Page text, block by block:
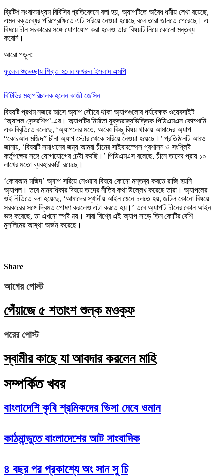
ব্রিটিশ সংবাদমাধ্যম বিবিসির প্রতিবেদনে বলা হয়, অ্যাপটিতে অবৈধ ধর্মীয় লেখা রয়েছে,
এমন বক্তব্যের পরিপ্রেক্ষিতে এটি সরিয়ে নেওয়া হয়েছে বলে তারা জানতে পেরেছে। এ
বিষয়ে চীন সরকারের সঙ্গে যোগাযোগ করা হলেও তারা বিষয়টি নিয়ে কোনো মন্তব্য
করেনি।
আরো পড়ুন:
ফুলেল শুভেচ্ছায় শিক্ত হলেন ফখরুল ইসলাম এমপি
বিটিভির মহাপরিচালক হলেন কাজী জেসিন
বিষয়টি প্রথম নজরে আসে অ্যাপ স্টোরে থাকা অ্যাপগুলোর পর্যবেক্ষক ওয়েবসাইট
‘অ্যাপল সেন্সরশিপ’-এর। অ্যাপটির নির্মাতা যুক্তরাজ্যভিত্তিক পিডিএমএস কোম্পানি
এক বিবৃতিতে বলেছে, ‘অ্যাপলের মতে, অবৈধ কিছু বিষয় থাকায় আমাদের অ্যাপ
“কোরআন মজিদ” চীনা অ্যাপ স্টোর থেকে সরিয়ে নেওয়া হয়েছে।’ প্রতিষ্ঠানটি আরও
জানায়, ‘বিষয়টি সমাধানের জন্য আমরা চীনের সাইবারস্পেস প্রশাসন ও সংশ্লিষ্ট
কর্তৃপক্ষের সঙ্গে যোগাযোগের চেষ্টা করছি।’ পিডিএমএস বলেছে, চীনে তাদের প্রায় ১০
লাখের মতো ব্যবহারকারী রয়েছে।
‘কোরআন মজিদ’ অ্যাপ সরিয়ে নেওয়ার বিষয়ে কোনো মন্তব্য করতে রাজি হয়নি
অ্যাপল। তবে মানবাধিকার বিষয়ে তাদের নীতির কথা উল্লেখ করেছে তারা। অ্যাপলের
ওই নীতিতে বলা হয়েছে, ‘আমাদের স্থানীয় আইন মেনে চলতে হয়, জটিল কোনো বিষয়ে
সরকারের সঙ্গে দ্বিমত পোষণ করলেও এটা করতে হয়।’ তবে অ্যাপটি চীনের কোন আইন
ভঙ্গ করেছে, তা এখনো স্পষ্ট নয়। সারা বিশ্বে এই অ্যাপ সাড়ে তিন কোটির বেশি
মুসলিমের আস্থা অর্জন করেছে।
Share
আগের পোস্ট
পেঁয়াজে ৫ শতাংশ শুল্ক মওকুফ
পরের পোস্ট
স্বামীর কাছে যা আবদার করলেন মাহি
সম্পর্কিত খবর
বাংলাদেশি কৃষি শ্রমিকদের ভিসা দেবে ওমান
কাঠমান্ডুতে বাংলাদেশের আট সাংবাদিক
৪ বছর পর প্রকাশ্যে অং সান সু চি